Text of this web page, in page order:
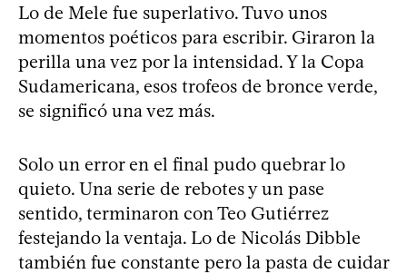
Lo de Mele fue superlativo. Tuvo unos
momentos poéticos para escribir. Giraron la
perilla una vez por la intensidad. Y la Copa
Sudamericana, esos trofeos de bronce verde,
se significó una vez más.
Solo un error en el final pudo quebrar lo
quieto. Una serie de rebotes y un pase
sentido, terminaron con Teo Gutiérrez
festejando la ventaja. Lo de Nicolás Dibble
también fue constante pero la pasta de cuidar